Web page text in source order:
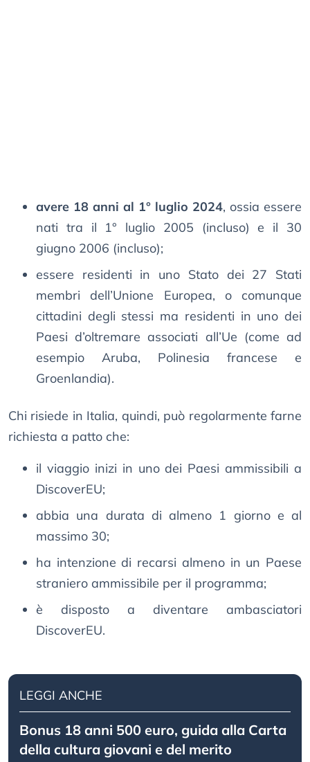
avere 18 anni al 1° luglio 2024, ossia essere
nati tra il 1° luglio 2005 (incluso) e il 30
giugno 2006 (incluso);
essere residenti in uno Stato dei 27 Stati
membri dell’Unione Europea, o comunque
cittadini degli stessi ma residenti in uno dei
Paesi d’oltremare associati all’Ue (come ad
esempio Aruba, Polinesia francese e
Groenlandia).
Chi risiede in Italia, quindi, può regolarmente farne
richiesta a patto che:
il viaggio inizi in uno dei Paesi ammissibili a
DiscoverEU;
abbia una durata di almeno 1 giorno e al
massimo 30;
ha intenzione di recarsi almeno in un Paese
straniero ammissibile per il programma;
è disposto a diventare ambasciatori
DiscoverEU.
LEGGI ANCHE
Bonus 18 anni 500 euro, guida alla Carta
della cultura giovani e del merito